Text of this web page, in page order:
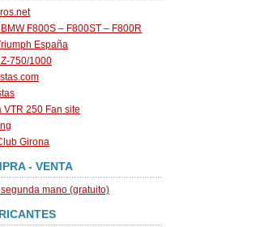
F800S – F800ST – F800R
España
750/1000
VTR 250 Fan site
Girona
- VENTA
segunda mano (gratuito)